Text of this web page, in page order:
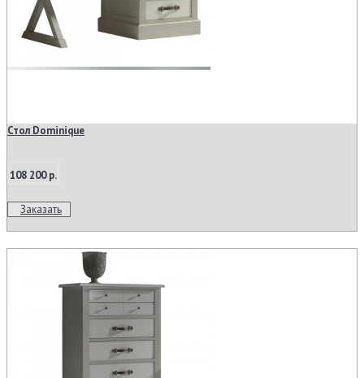
Стол Dominique
108 200 р.
Заказать